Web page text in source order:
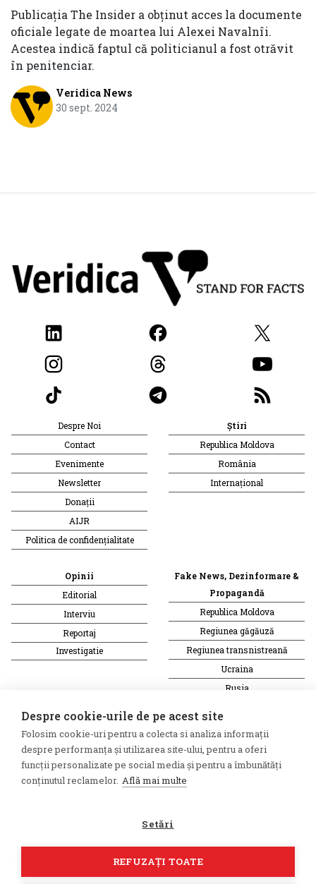
Publicația The Insider a obținut acces la documente
oficiale legate de moartea lui Alexei Navalnîi.
Acestea indică faptul că politicianul a fost otrăvit
în penitenciar.
Veridica News
30 sept. 2024
Despre Noi
Contact
Evenimente
Newsletter
Donații
AIJR
Politica de confidențialitate
Știri
Republica Moldova
România
Internațional
Opinii
Editorial
Interviu
Reportaj
Investigatie
Fake News, Dezinformare &
Propagandă
Republica Moldova
Regiunea găgăuză
Regiunea transnistreană
Ucraina
Rusia
Presa rusă independentă
Presa rusa pro-Kremlin
Presa din regiunea găgăuză
Presa din regiunea
Reportaj video
Interviu video
drepturile rezervate. Veridica™
Asociației
Despre cookie-urile de pe acest site
Folosim cookie-uri pentru a colecta si analiza informații
despre performanța și utilizarea site-ului, pentru a oferi
funcții personalizate pe social media și pentru a îmbunătăți
conținutul reclamelor. Află mai multe
Setări
REFUZAȚI TOATE